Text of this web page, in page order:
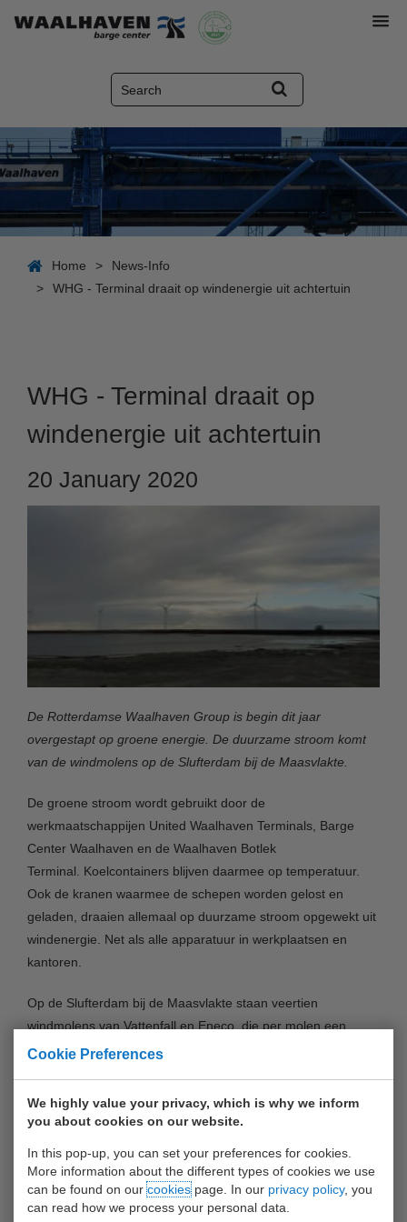
Cookie Preferences
We highly value your privacy, which is why we inform
you about cookies on our website.
In this pop-up, you can set your preferences for cookies.
More information about the different types of cookies we use
can be found on ourcookiespage. In our privacy policy, you
can read how we process your personal data.
Home >
News-Info
>
WHG - Terminal draait op windenergie uit achtertuin
WHG - Terminal draait op
windenergie uit achtertuin
20 January 2020
De Rotterdamse Waalhaven Group is begin dit jaar
overgestapt op groene energie. De duurzame stroom komt
van de windmolens op de Slufterdam bij de Maasvlakte.
De groene stroom wordt gebruikt door de
werkmaatschappijen United Waalhaven Terminals, Barge
Center Waalhaven en de Waalhaven Botlek
Terminal. Koelcontainers blijven daarmee op temperatuur.
Ook de kranen waarmee de schepen worden gelost en
geladen, draaien allemaal op duurzame stroom opgewekt uit
windenergie. Net als alle apparatuur in werkplaatsen en
kantoren.
Op de Slufterdam bij de Maasvlakte staan veertien
windmolens van Vattenfall en Eneco, die per molen een
vermogen van 3,6 Megawatt hebben. In theorie kunnen
draaien.
Eneco
De Waalhaven Group is de eerste Rotterdamse onderneming